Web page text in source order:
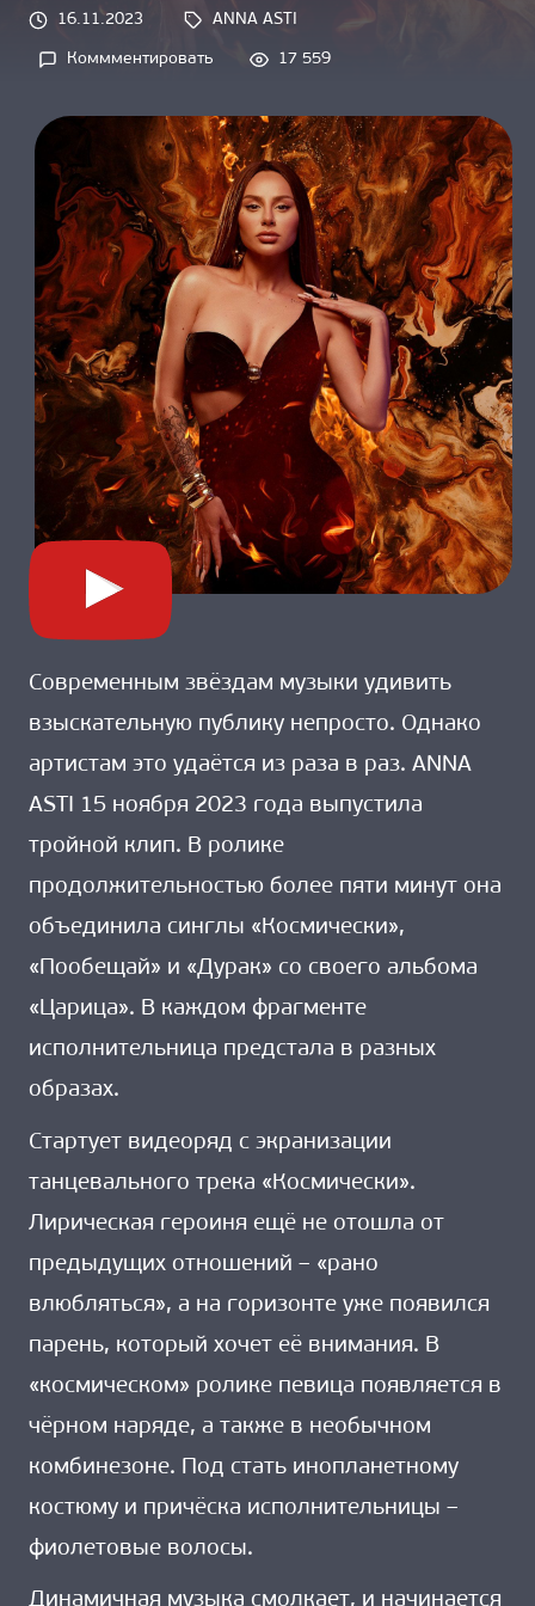
16.11.2023 ANNA ASTI
Коммментировать
Космически:
ANNA
ASTI
выпустила
тройной
клип
17 559
Современным звёздам музыки удивить
взыскательную публику непросто. Однако
артистам это удаётся из раза в раз. ANNA
ASTI 15 ноября 2023 года выпустила
тройной клип. В ролике
продолжительностью более пяти минут она
объединила синглы «Космически»,
«Пообещай» и «Дурак» со своего альбома
«Царица». В каждом фрагменте
исполнительница предстала в разных
образах.
Стартует видеоряд с экранизации
танцевального трека «Космически».
Лирическая героиня ещё не отошла от
предыдущих отношений – «рано
влюбляться», а на горизонте уже появился
парень, который хочет её внимания. В
«космическом» ролике певица появляется в
чёрном наряде, а также в необычном
комбинезоне. Под стать инопланетному
костюму и причёска исполнительницы –
фиолетовые волосы.
Динамичная музыка смолкает, и начинается